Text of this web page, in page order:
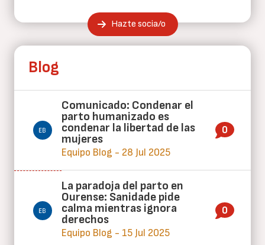
Hazte socia/o
Blog
Comunicado: Condenar el
parto humanizado es
condenar la libertad de las
mujeres
Equipo Blog - 28 Jul 2025
0
La paradoja del parto en
Ourense: Sanidade pide
calma mientras ignora
derechos
Equipo Blog - 15 Jul 2025
0